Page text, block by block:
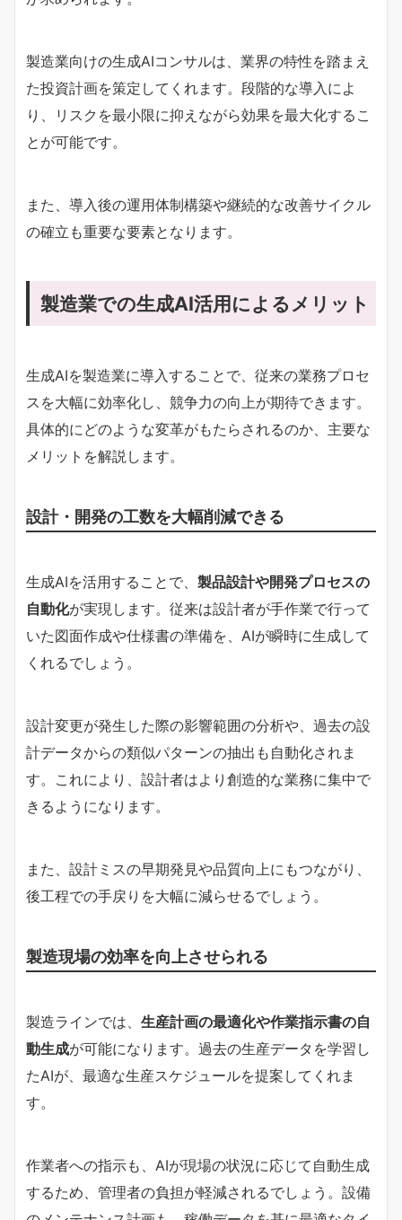
製造業向けの生成AIコンサルは、業界の特性を踏まえ
た投資計画を策定してくれます。段階的な導入によ
り、リスクを最小限に抑えながら効果を最大化するこ
とが可能です。
また、導入後の運用体制構築や継続的な改善サイクル
の確立も重要な要素となります。
製造業での生成AI活用によるメリット
生成AIを製造業に導入することで、従来の業務プロセ
スを大幅に効率化し、競争力の向上が期待できます。
具体的にどのような変革がもたらされるのか、主要な
メリットを解説します。
設計・開発の工数を大幅削減できる
生成AIを活用することで、 製品設計や開発プロセスの
自動化が実現します。従来は設計者が手作業で行って
いた図面作成や仕様書の準備を、AIが瞬時に生成して
くれるでしょう。
設計変更が発生した際の影響範囲の分析や、過去の設
計データからの類似パターンの抽出も自動化されま
す。これにより、設計者はより創造的な業務に集中で
きるようになります。
また、設計ミスの早期発見や品質向上にもつながり、
後工程での手戻りを大幅に減らせるでしょう。
製造現場の効率を向上させられる
製造ラインでは、 生産計画の最適化や作業指示書の自
動生成が可能になります。過去の生産データを学習し
たAIが、最適な生産スケジュールを提案してくれま
す。
作業者への指示も、AIが現場の状況に応じて自動生成
するため、管理者の負担が軽減されるでしょう。設備